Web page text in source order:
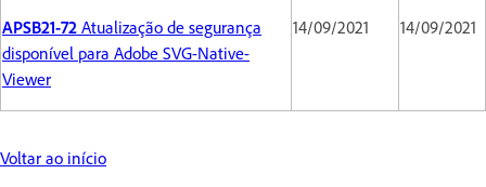
APSB21-72 Atualização de segurança
disponível para Adobe SVG-Native-
Viewer
14/09/2021 14/09/2021
Voltar ao início